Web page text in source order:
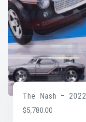
The Nash – 2022
$5,780.00